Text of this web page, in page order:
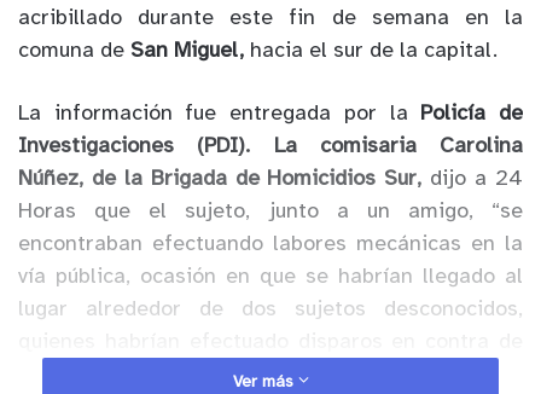
acribillado durante este fin de semana en la
comuna de San Miguel, hacia el sur de la capital.
La información fue entregada por la Policía de
Investigaciones (PDI). La comisaria Carolina
Núñez, de la Brigada de Homicidios Sur, dijo a 24
Horas que el sujeto, junto a un amigo, “se
encontraban efectuando labores mecánicas en la
vía pública, ocasión en que se habrían llegado al
lugar alrededor de dos sujetos desconocidos,
Ver más